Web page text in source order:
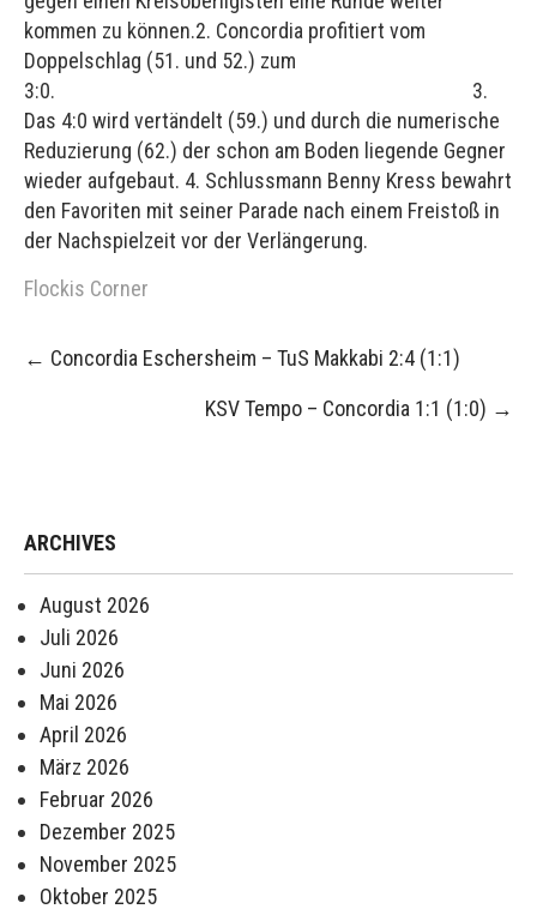
kommen zu können.2. Concordia profitiert vom
Doppelschlag (51. und 52.) zum
3:0. 3.
Das 4:0 wird vertändelt (59.) und durch die numerische
Reduzierung (62.) der schon am Boden liegende Gegner
wieder aufgebaut. 4. Schlussmann Benny Kress bewahrt
den Favoriten mit seiner Parade nach einem Freistoß in
der Nachspielzeit vor der Verlängerung.
Flockis Corner
Post
← Concordia Eschersheim – TuS Makkabi 2:4 (1:1)
KSV Tempo – Concordia 1:1 (1:0) →
ARCHIVES
August 2026
Juli 2026
Juni 2026
Mai 2026
April 2026
März 2026
Februar 2026
Dezember 2025
November 2025
Oktober 2025